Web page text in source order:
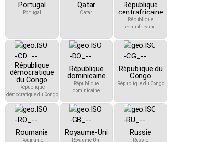
Portugal
Portugal
Qatar
Qatar
République
centrafricaine
République
centrafricaine
République
démocratique
du Congo
République
démocratique du Congo
République
dominicaine
République
dominicaine
République du
Congo
République du Congo
Roumanie
Roumanie
Royaume-Uni
Royaume-Uni
Russie
Russie